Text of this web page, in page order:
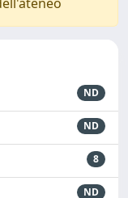
ND
ND
8
ND